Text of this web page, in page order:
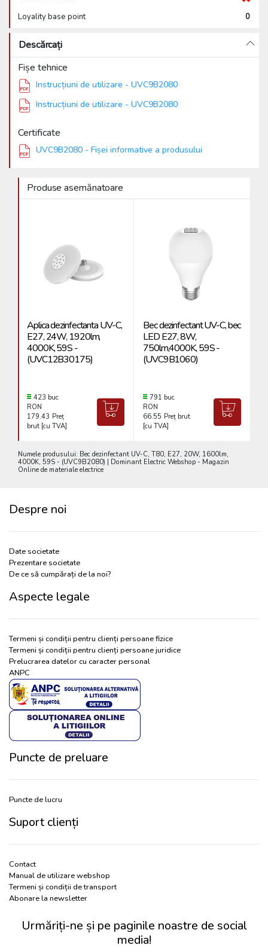
Loyality base point
0
Descărcați
Fișe tehnice
Instrucțiuni de utilizare - UVC9B2080
Instrucțiuni de utilizare - UVC9B2080
Certificate
UVC9B2080 - Fișei informative a produsului
Produse asemănatoare
Aplica dezinfectanta UV-C,
E27, 24W, 1920lm,
4000K, 59S -
(UVC12B30175)
423 buc
RON
179.43 Preț
brut [cu TVA]
Bec dezinfectant UV-C, bec
LED E27, 8W,
750lm,4000K, 59S -
(UVC9B1060)
791 buc
RON
66.55 Preț brut
[cu TVA]
Numele produsului: Bec dezinfectant UV-C, T80, E27, 20W, 1600lm,
4000K, 59S - (UVC9B2080) | Dominant Electric Webshop - Magazin
Online de materiale electrice
Despre noi
Date societate
Prezentare societate
De ce să cumpărați de la noi?
Aspecte legale
Termeni și condiții pentru clienți persoane fizice
Termeni și condiții pentru clienți persoane juridice
Prelucrarea datelor cu caracter personal
ANPC
Puncte de preluare
Puncte de lucru
Suport clienți
Contact
Manual de utilizare webshop
Termeni și condiții de transport
Abonare la newsletter
Urmăriți-ne și pe paginile noastre de social
media!